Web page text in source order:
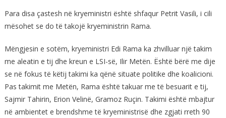
Para disa çastesh në kryeministri është shfaqur Petrit Vasili, i cili
mësohet se do të takojë kryeministrin Rama.
Mëngjesin e sotëm, kryeministri Edi Rama ka zhvilluar një takim
me aleatin e tij dhe kreun e LSI-së, Ilir Metën. Është bërë me dije
se në fokus të këtij takimi ka qënë situate politike dhe koalicioni.
Pas takimit me Metën, Rama është takuar me të besuarit e tij,
Sajmir Tahirin, Erion Velinë, Gramoz Ruçin. Takimi është mbajtur
në ambientet e brendshme të kryeministrisë dhe zgjati rreth 90